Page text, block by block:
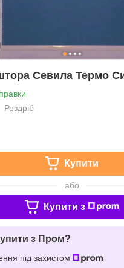
Севила Термо
Роздріб
Купити
або
Купити з
з Пром?
під захистом